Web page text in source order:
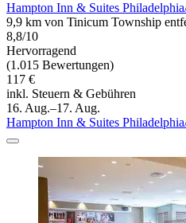
Hampton Inn & Suites
9,9 km von Tinicum Township
8,8/10
Hervorragend
(1.015 Bewertungen)
117 €
inkl. Steuern & Gebühren
16. Aug.–17. Aug.
Hampton Inn & Suites